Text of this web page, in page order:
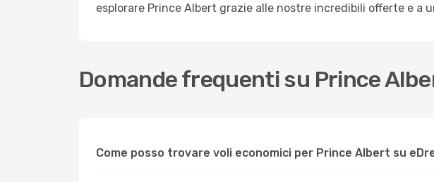
esplorare Prince Albert grazie alle nostre incredibili offerte e a
Domande frequenti su Prince
Come posso trovare voli economici per Prince Albert su